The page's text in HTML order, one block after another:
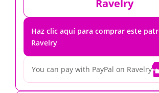
Ravelry
Haz clic aquí para comprar este
Ravelry
You can pay with PayPal on Ravelry